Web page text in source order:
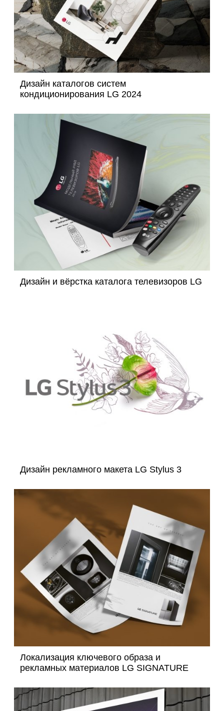
Дизайн каталогов систем
кондиционирования LG 2024
Дизайн и вёрстка каталога телевизоров LG
Дизайн рекламного макета LG Stylus 3
Локализация ключевого образа и
рекламных материалов LG SIGNATURE